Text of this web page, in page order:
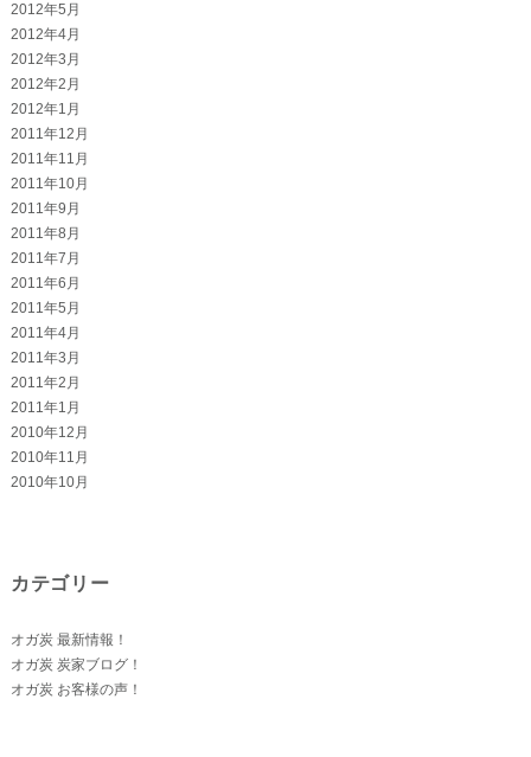
2012年5月
2012年4月
2012年3月
2012年2月
2012年1月
2011年12月
2011年11月
2011年10月
2011年9月
2011年8月
2011年7月
2011年6月
2011年5月
2011年4月
2011年3月
2011年2月
2011年1月
2010年12月
2010年11月
2010年10月
カテゴリー
オガ炭 最新情報！
オガ炭 炭家ブログ！
オガ炭 お客様の声！